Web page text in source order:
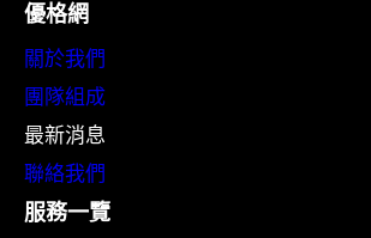
優格網
關於我們
團隊組成
最新消息
聯絡我們
服務一覽